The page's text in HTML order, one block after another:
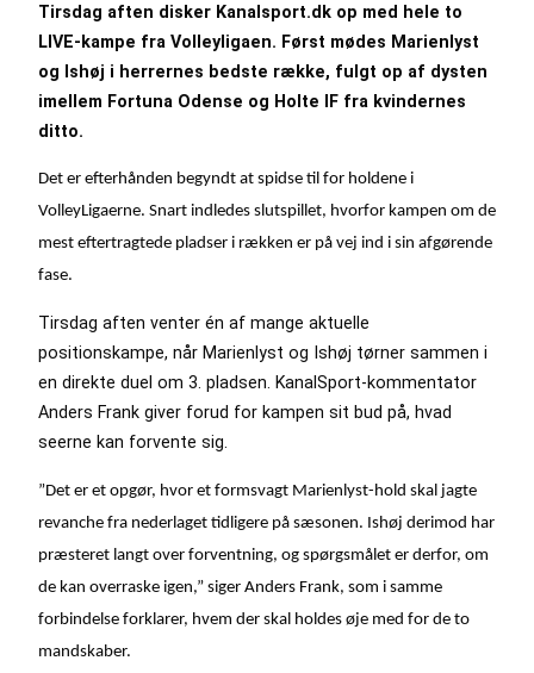
Tirsdag aften disker Kanalsport.dk op med hele to
LIVE-kampe fra Volleyligaen. Først mødes Marienlyst
og Ishøj i herrernes bedste række, fulgt op af dysten
imellem Fortuna Odense og Holte IF fra kvindernes
ditto.
Det er efterhånden begyndt at spidse til for holdene i
VolleyLigaerne. Snart indledes slutspillet, hvorfor kampen om de
mest eftertragtede pladser i rækken er på vej ind i sin afgørende
fase.
Tirsdag aften venter én af mange aktuelle
positionskampe, når Marienlyst og Ishøj tørner sammen i
en direkte duel om 3. pladsen. KanalSport-kommentator
Anders Frank giver forud for kampen sit bud på, hvad
seerne kan forvente sig.
”Det er et opgør, hvor et formsvagt Marienlyst-hold skal jagte
revanche fra nederlaget tidligere på sæsonen. Ishøj derimod har
præsteret langt over forventning, og spørgsmålet er derfor, om
de kan overraske igen,” siger Anders Frank, som i samme
forbindelse forklarer, hvem der skal holdes øje med for de to
mandskaber.